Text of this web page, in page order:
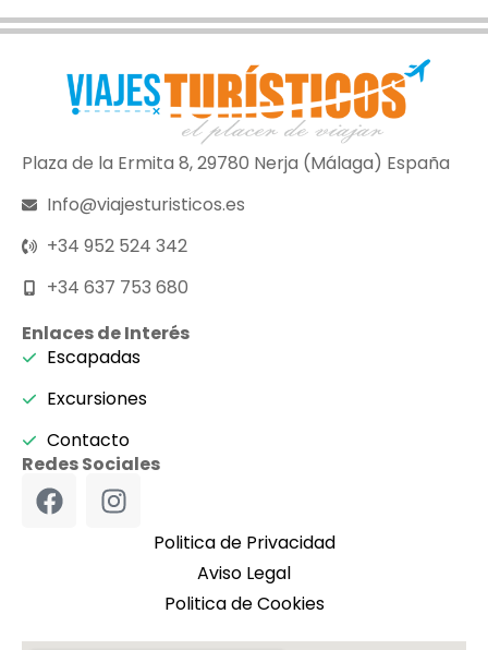
Plaza de la Ermita 8, 29780 Nerja (Málaga) España
Info@viajesturisticos.es
+34 952 524 342
+34 637 753 680
Enlaces de Interés
Escapadas
Excursiones
Contacto
Redes Sociales
Politica de Privacidad
Aviso Legal
Politica de Cookies